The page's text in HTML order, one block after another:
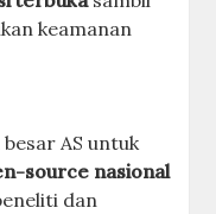
keamanan
AS untuk
source nasional
dan